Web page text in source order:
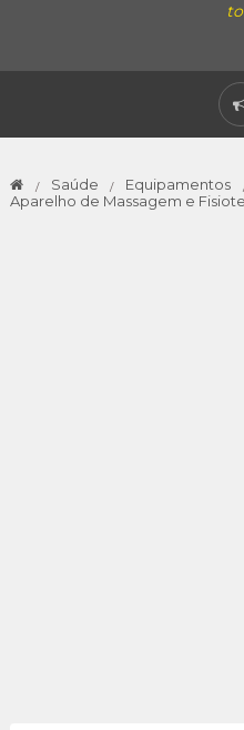
Saúde
Equipamentos
Aparelho de Massagem e